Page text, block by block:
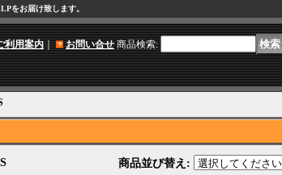
をお届け致します。
利用案内｜ お問い合せ 商品検索:
商品並び替え :